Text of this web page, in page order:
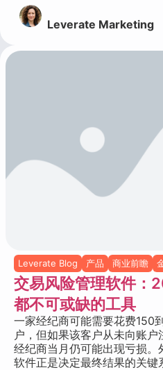
Leverate Marketing
Leverate Blog 产品 商业前瞻
交易风险管理软件：
都不可或缺的工具
一家经纪商可能需要花费150
户，但如果该客户从未向账户
经纪商当月仍可能出现亏损。
软件正是决定最终结果的关键